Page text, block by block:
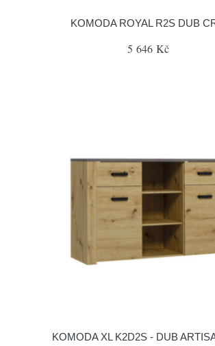
KOMODA ROYAL R2S DUB
5 646 Kč
KOMODA XL K2D2S - DUB